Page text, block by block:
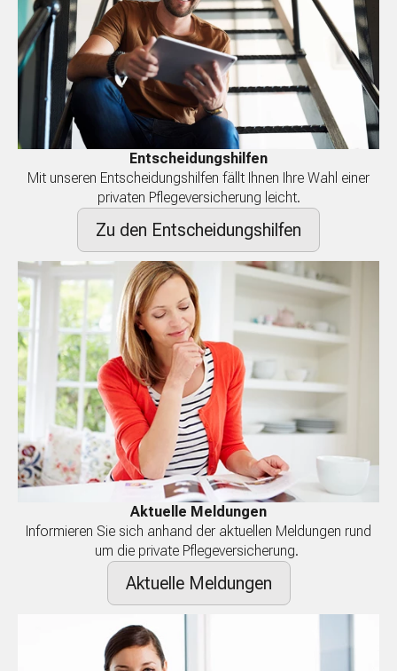
Entscheidungshilfen
Mit unseren Entscheidungshilfen fällt Ihnen Ihre Wahl einer
privaten Pflegeversicherung leicht.
Zu den Entscheidungshilfen
Aktuelle Meldungen
Informieren Sie sich anhand der aktuellen Meldungen rund
um die private Pflegeversicherung.
Aktuelle Meldungen